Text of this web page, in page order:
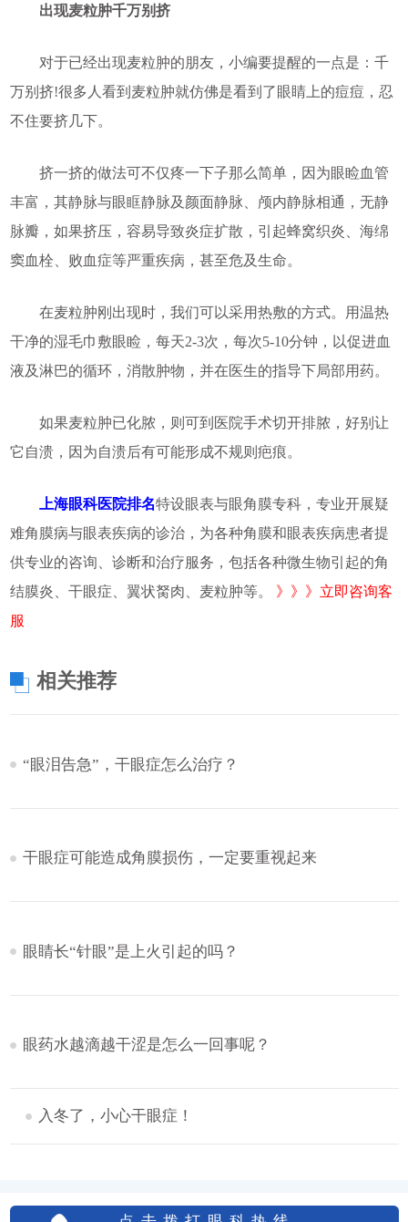
出现麦粒肿千万别挤
对于已经出现麦粒肿的朋友，小编要提醒的一点是：千
万别挤!很多人看到麦粒肿就仿佛是看到了眼睛上的痘痘，忍
不住要挤几下。
挤一挤的做法可不仅疼一下子那么简单，因为眼睑血管
丰富，其静脉与眼眶静脉及颜面静脉、颅内静脉相通，无静
脉瓣，如果挤压，容易导致炎症扩散，引起蜂窝织炎、海绵
窦血栓、败血症等严重疾病，甚至危及生命。
在麦粒肿刚出现时，我们可以采用热敷的方式。用温热
干净的湿毛巾敷眼睑，每天2-3次，每次5-10分钟，以促进血
液及淋巴的循环，消散肿物，并在医生的指导下局部用药。
如果麦粒肿已化脓，则可到医院手术切开排脓，好别让
它自溃，因为自溃后有可能形成不规则疤痕。
上海眼科医院排名特设眼表与眼角膜专科，专业开展疑
难角膜病与眼表疾病的诊治，为各种角膜和眼表疾病患者提
供专业的咨询、诊断和治疗服务，包括各种微生物引起的角
结膜炎、干眼症、翼状胬肉、麦粒肿等。 》》》立即咨询客
服
相关推荐
“眼泪告急”，干眼症怎么治疗？
干眼症可能造成角膜损伤，一定要重视起来
眼睛长“针眼”是上火引起的吗？
眼药水越滴越干涩是怎么一回事呢？
入冬了，小心干眼症！